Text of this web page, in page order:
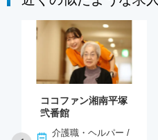
ココファン湘南平塚
弐番館
介護職・ヘルパー /